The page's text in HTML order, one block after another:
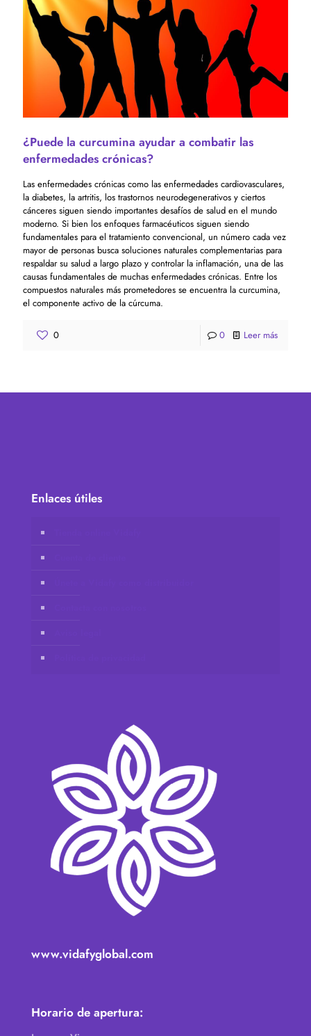
¿Puede la curcumina ayudar a combatir las
enfermedades crónicas?
Las enfermedades crónicas como las enfermedades cardiovasculares,
la diabetes, la artritis, los trastornos neurodegenerativos y ciertos
cánceres siguen siendo importantes desafíos de salud en el mundo
moderno. Si bien los enfoques farmacéuticos siguen siendo
fundamentales para el tratamiento convencional, un número cada vez
mayor de personas busca soluciones naturales complementarias para
respaldar su salud a largo plazo y controlar la inflamación, una de las
causas fundamentales de muchas enfermedades crónicas. Entre los
compuestos naturales más prometedores se encuentra la curcumina,
el componente activo de la cúrcuma.
0 0 Leer más
Enlaces útiles
www.vidafyglobal.com
Horario de apertura: